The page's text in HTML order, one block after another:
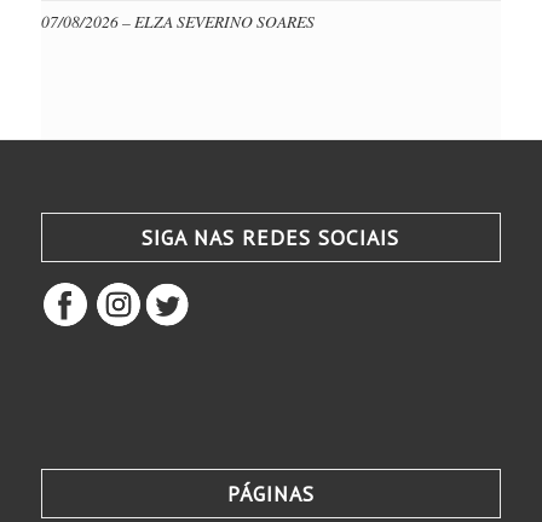
07/08/2026 – ELZA SEVERINO SOARES
SIGA NAS REDES SOCIAIS
PÁGINAS